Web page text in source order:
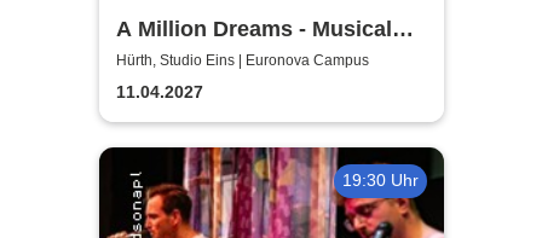
A Million Dreams - Musical
Circus Show
Hürth, Studio Eins | Euronova Campus
11.04.2027
19:30 Uhr